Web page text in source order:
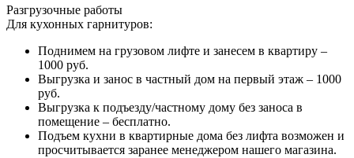
Разгрузочные работы
Для кухонных гарнитуров:
Поднимем на грузовом лифте и занесем в квартиру –
1000 руб.
Выгрузка и занос в частный дом на первый этаж – 1000
руб.
Выгрузка к подъезду/частному дому без заноса в
помещение – бесплатно.
Подъем кухни в квартирные дома без лифта возможен и
просчитывается заранее менеджером нашего магазина.